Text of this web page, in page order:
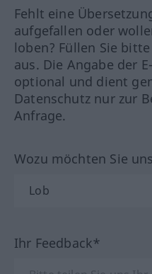
Fehlt eine
aufgefallen oder
loben? Füllen Sie
aus. Die Angabe der
optional und dient
Datenschutz nur zur
Anfrage.
Wozu möchten Sie
Ihr Feedback*